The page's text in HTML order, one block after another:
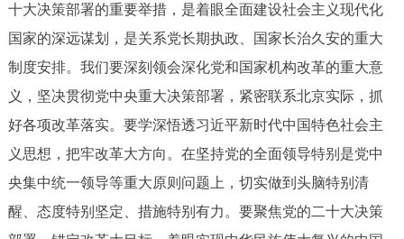
十大决策部署的重要举措，是着眼全面建设社会主义现代化
国家的深远谋划，是关系党长期执政、国家长治久安的重大
制度安排。我们要深刻领会深化党和国家机构改革的重大意
义，坚决贯彻党中央重大决策部署，紧密联系北京实际，抓
好各项改革落实。要学深悟透习近平新时代中国特色社会主
义思想，把牢改革大方向。在坚持党的全面领导特别是党中
央集中统一领导等重大原则问题上，切实做到头脑特别清
醒、态度特别坚定、措施特别有力。要聚焦党的二十大决策